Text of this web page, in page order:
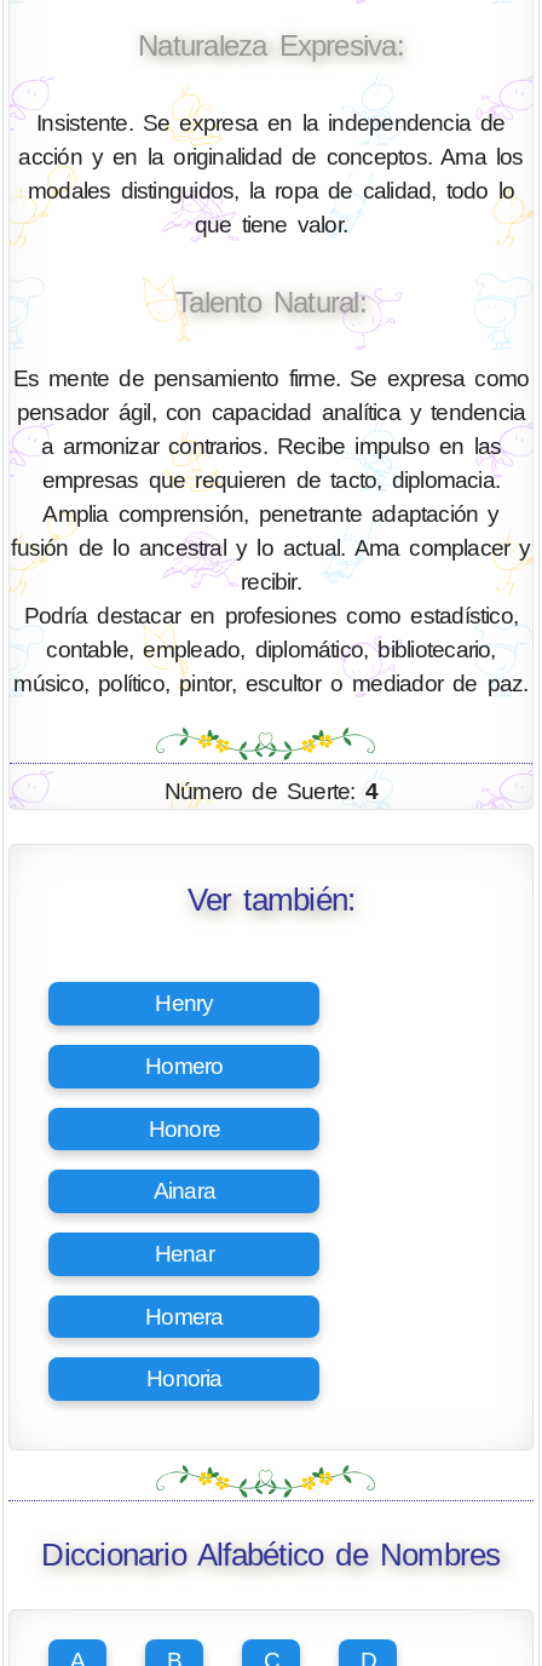
Naturaleza Expresiva:
Insistente. Se expresa en la independencia de
acción y en la originalidad de conceptos. Ama los
modales distinguidos, la ropa de calidad, todo lo
que tiene valor.
Talento Natural:
Es mente de pensamiento firme. Se expresa como
pensador ágil, con capacidad analítica y tendencia
a armonizar contrarios. Recibe impulso en las
empresas que requieren de tacto, diplomacia.
Amplia comprensión, penetrante adaptación y
fusión de lo ancestral y lo actual. Ama complacer y
recibir.
Podría destacar en profesiones como estadístico,
contable, empleado, diplomático, bibliotecario,
músico, político, pintor, escultor o mediador de paz.
Número de Suerte:4
Ver también:
Henry
Homero
Honore
Ainara
Henar
Homera
Honoria
Diccionario Alfabético de Nombres
A B C D